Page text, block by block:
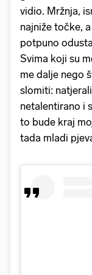
vidio. Mržnja,
najniže točke,
potpuno
Svima koji su
me dalje nego
slomiti:
netalentirano i
to bude kraj
tada mladi